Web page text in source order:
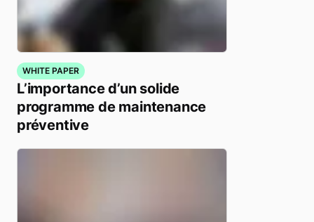
WHITE PAPER
L’importance d’un solide
programme de maintenance
préventive